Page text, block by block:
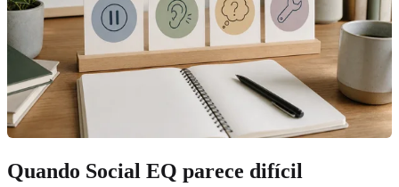
Quando Social EQ parece difícil